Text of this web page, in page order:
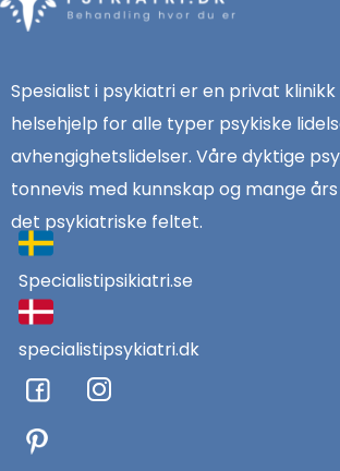
Spesialist i psykiatri er en privat
helsehjelp for alle typer psykiske
avhengighetslidelser. Våre dyktige
tonnevis med kunnskap og mange
det psykiatriske feltet.
Specialistipsikiatri.se
specialistipsykiatri.dk
F
a
c
e
I
n